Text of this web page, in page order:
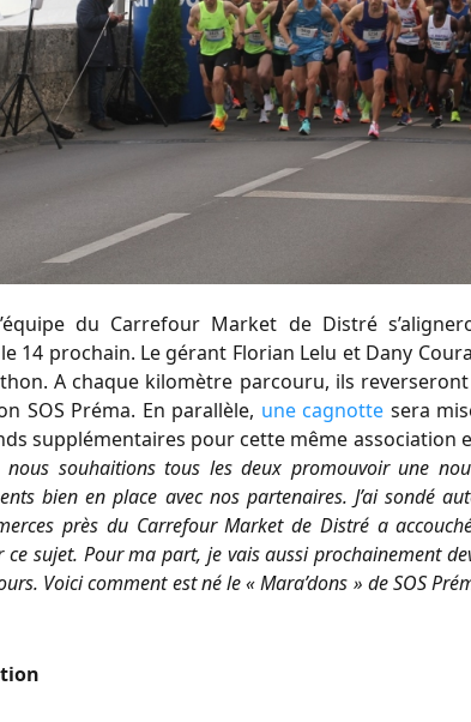
du Carrefour Market de Distré
14 prochain. Le gérant Florian Lelu et Dany
A chaque kilomètre parcouru, ils reverseront
SOS Préma. En parallèle, une cagnotte sera
supplémentaires pour cette même association
nous souhaitions tous les deux promouvoir une
bien en place avec nos partenaires. J’ai sondé
près du Carrefour Market de Distré a
ce sujet. Pour ma part, je vais aussi prochainement
Voici comment est né le « Mara’dons » de SOS